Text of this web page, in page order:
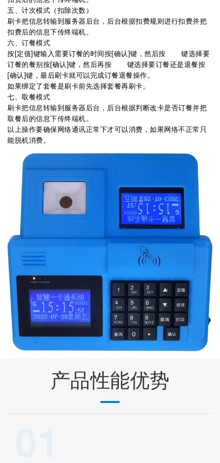
五、计次模式（扣除次数）
刷卡把信息转输到服务器后台，后台根据扣费规则进行扣费并把
扣费后的信息下传终端机。
六、订餐模式
按[定值]键输入需要订餐的时间按[确认]键，然后按 键选择要
订餐的餐别按[确认]键，然后再按 键选择要订餐还是退餐按
[确认]键，最后刷卡就可以完成订餐退餐操作。
如果绑定了套餐是刷卡前先选择套餐再刷卡。
七、取餐模式
刷卡把信息转输到服务器后台，后台根据判断改卡是否订餐并把
取餐后的信息下传终端机。
以上操作要确保网络通讯正常下才可以消费，如果网络不正常只
能脱机消费。
产品性能优势